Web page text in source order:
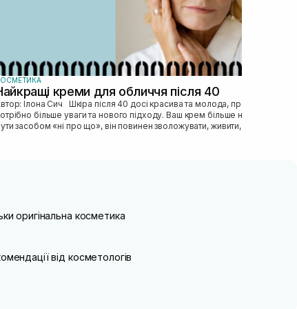
креми для обличчя після 40
Ілона Сич Шкіра після 40 досі красива та молода, просто їй
більше уваги та нового підходу. Ваш крем більше не може
засобом «ні про що», він повинен зволожувати, живити, покр...
оригінальна косметика
від косметологів